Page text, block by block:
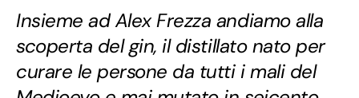
Insieme ad Alex Frezza andiamo alla
scoperta del gin, il distillato nato per
curare le persone da tutti i mali del